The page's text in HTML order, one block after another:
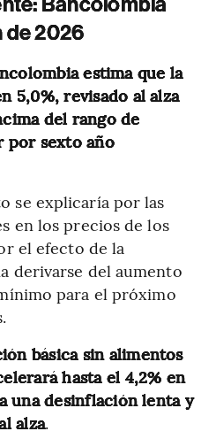
de 2026
estima que la
5,0%, revisado al alza
del rango de
por sexto año
se explicaría por las
en los precios de los
el efecto de la
derivarse del aumento
para el próximo
básica sin alimentos
hasta el 4,2% en
una desinflación lenta y
alza.